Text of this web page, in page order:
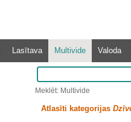
Lasītava Multivide Valoda
Meklēt: Multivide
Atlasīti kategorijas